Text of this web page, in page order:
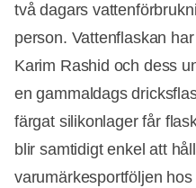
två dagars
person. Vattenflaskan
Karim Rashid och dess
en gammaldags
färgat silikonlager får
blir samtidigt enkel att
varumärkesportföljen